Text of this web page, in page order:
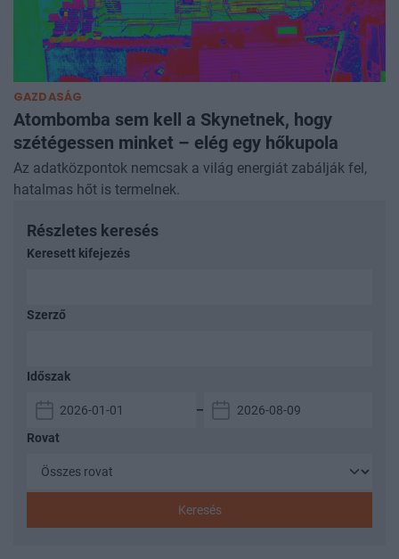
GAZDASÁG
Atombomba sem kell a Skynetnek, hogy
szétégessen minket – elég egy hőkupola
Az adatközpontok nemcsak a világ energiát zabálják fel,
hatalmas hőt is termelnek.
Részletes keresés
Keresett kifejezés
Szerző
Időszak
–
Rovat
Keresés